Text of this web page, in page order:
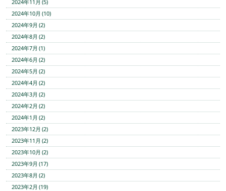
2024年11月 (5)
2024年10月 (10)
2024年9月 (2)
2024年8月 (2)
2024年7月 (1)
2024年6月 (2)
2024年5月 (2)
2024年4月 (2)
2024年3月 (2)
2024年2月 (2)
2024年1月 (2)
2023年12月 (2)
2023年11月 (2)
2023年10月 (2)
2023年9月 (17)
2023年8月 (2)
2023年2月 (19)